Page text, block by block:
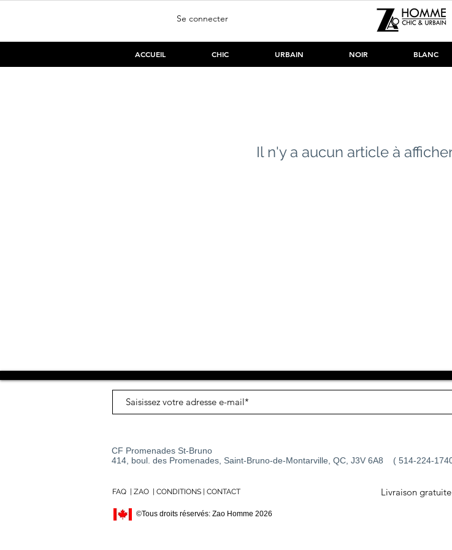
Se connecter
ACCUEIL CHIC URBAIN NOIR BLANC
Il n'y a aucun article à
CF Promenades St-Bruno
414, boul. des Promenades, Saint-Bruno-de-Montarville, QC, J3V 6A8 ( 514-224-
FAQ | ZAO | CONDITIONS | CONTACT
©Tous droits réservés: Zao Homme 2026
Livraison